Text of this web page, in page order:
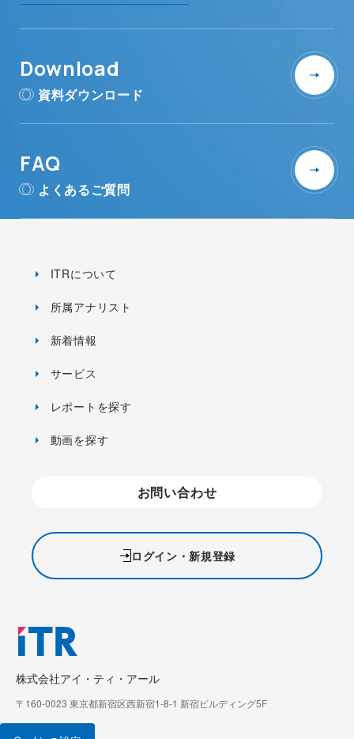
Download
資料ダウンロード
FAQ
よくあるご質問
株式会社アイ・ティ・アール
〒160-0023 東京都新宿区西新宿1-8-1 新宿ビルディング5F
ITRについて
所属アナリスト
新着情報
サービス
レポートを探す
動画を探す
お問い合わせ
ログイン・新規登録